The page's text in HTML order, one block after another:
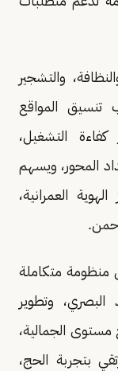
والتشجير
تنسيق المواقع
كفاءة التشغيل،
المحور، ويسهم
العمرانية،
منظومة متكاملة
وتطوير
مستوى الجمالية،
بتجربة الحج،